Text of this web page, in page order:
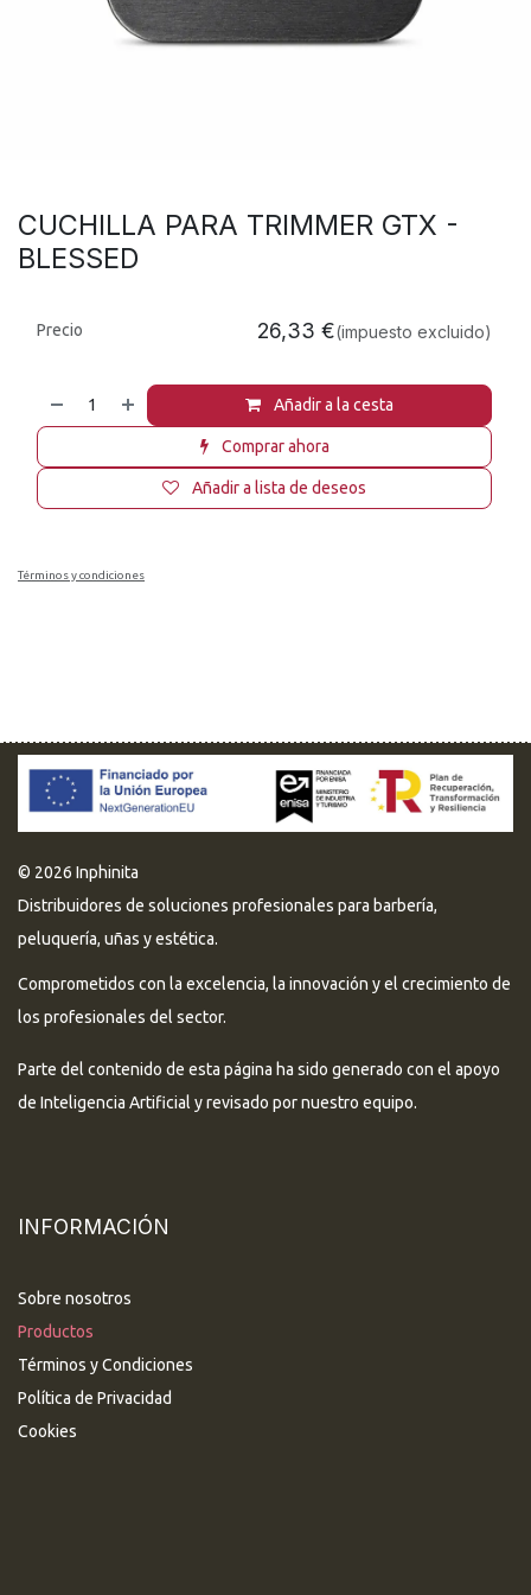
CUCHILLA PARA TRIMMER GTX -
BLESSED
Añadir a la cesta
Comprar ahora
Añadir a lista de deseos
Precio 26,33 €(impuesto excluido)
Términos y condiciones
© 2026 Inphinita
Distribuidores de soluciones profesionales para barbería,
peluquería, uñas y estética.
Comprometidos con la excelencia, la innovación y el crecimiento de
los profesionales del sector.
Parte del contenido de esta página ha sido generado con el apoyo
de Inteligencia Artificial y revisado por nuestro equipo.
INFORMACIÓN
Sobre nosotros
Productos
Términos y Condiciones
Política de Privacidad
Cookies